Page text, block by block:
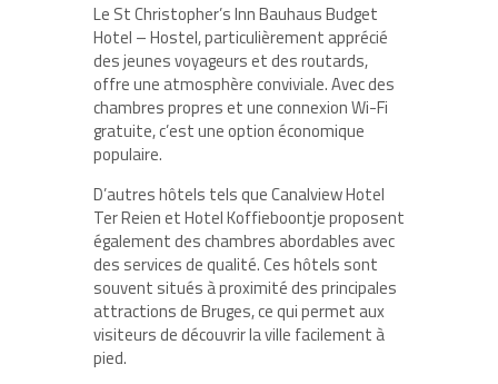
Le St Christopher’s Inn Bauhaus Budget
Hotel – Hostel, particulièrement apprécié
des jeunes voyageurs et des routards,
offre une atmosphère conviviale. Avec des
chambres propres et une connexion Wi-Fi
gratuite, c’est une option économique
populaire.
D’autres hôtels tels que Canalview Hotel
Ter Reien et Hotel Koffieboontje proposent
également des chambres abordables avec
des services de qualité. Ces hôtels sont
souvent situés à proximité des principales
attractions de Bruges, ce qui permet aux
visiteurs de découvrir la ville facilement à
pied.